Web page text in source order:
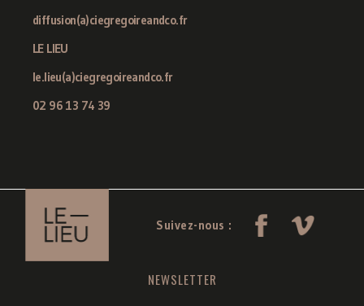
diffusion(a)ciegregoireandco.fr
LE LIEU
le.lieu(a)ciegregoireandco.fr
02 96 13 74 39
Suivez-nous :
NEWSLETTER